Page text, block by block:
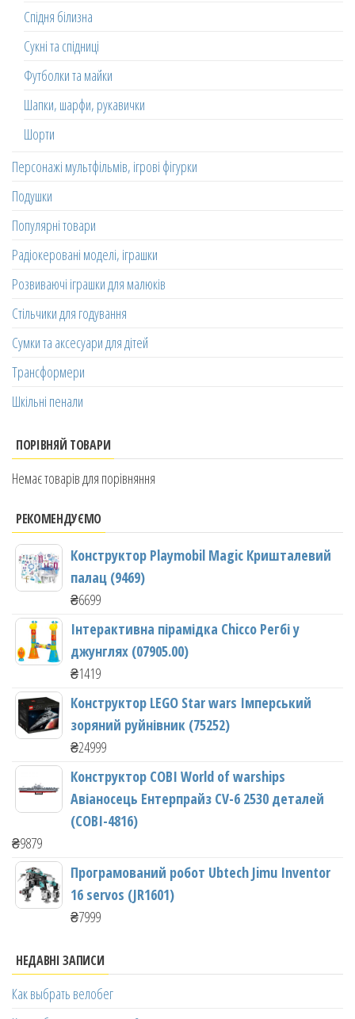
Спідня білизна
Сукні та спідниці
Футболки та майки
Шапки, шарфи, рукавички
Шорти
Персонажі мультфільмів, ігрові фігурки
Подушки
Популярні товари
Радіокеровані моделі, іграшки
Розвиваючі іграшки для малюків
Стільчики для годування
Сумки та аксесуари для дітей
Трансформери
Шкільні пенали
ПОРІВНЯЙ ТОВАРИ
Немає товарів для порівняння
РЕКОМЕНДУЄМО
Конструктор Playmobil Magic Кришталевий
палац (9469)
₴6699
Інтерактивна пірамідка Chicco Регбі у
джунглях (07905.00)
₴1419
Конструктор LEGO Star wars Імперський
зоряний руйнівник (75252)
₴24999
Конструктор COBI World of warships
Авіаносець Ентерпрайз CV-6 2530 деталей
(COBI-4816)
₴9879
Програмований робот Ubtech Jimu Inventor
16 servos (JR1601)
₴7999
НЕДАВНІ ЗАПИСИ
Как выбрать велобег